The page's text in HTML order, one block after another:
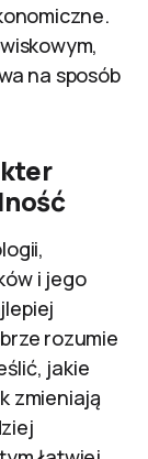
na sposób
i jego
rozumie
jakie
zmieniają